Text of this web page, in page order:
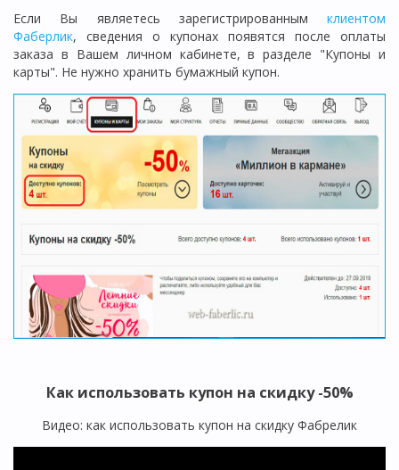
Если Вы являетесь зарегистрированным клиентом
Фаберлик, сведения о купонах появятся после оплаты
заказа в Вашем личном кабинете, в разделе "Купоны и
карты". Не нужно хранить бумажный купон.
Как использовать купон на скидку -50%
Видео: как использовать купон на скидку Фабрелик